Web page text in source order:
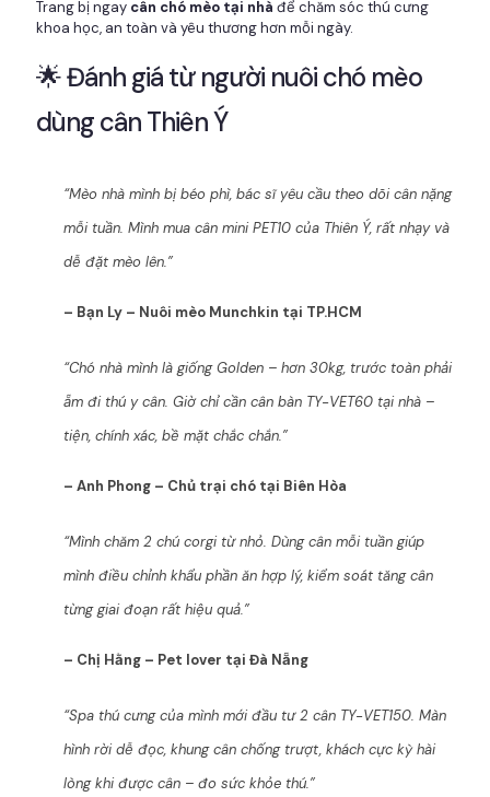
Trang bị ngay cân chó mèo tại nhà để chăm sóc thú cưng
khoa học, an toàn và yêu thương hơn mỗi ngày.
🌟 Đánh giá từ người nuôi chó mèo
dùng cân Thiên Ý
“Mèo nhà mình bị béo phì, bác sĩ yêu cầu theo dõi cân nặng
mỗi tuần. Mình mua cân mini PET10 của Thiên Ý, rất nhạy và
dễ đặt mèo lên.”
– Bạn Ly – Nuôi mèo Munchkin tại TP.HCM
“Chó nhà mình là giống Golden – hơn 30kg, trước toàn phải
ẵm đi thú y cân. Giờ chỉ cần cân bàn TY-VET60 tại nhà –
tiện, chính xác, bề mặt chắc chắn.”
– Anh Phong – Chủ trại chó tại Biên Hòa
“Mình chăm 2 chú corgi từ nhỏ. Dùng cân mỗi tuần giúp
mình điều chỉnh khẩu phần ăn hợp lý, kiểm soát tăng cân
từng giai đoạn rất hiệu quả.”
– Chị Hằng – Pet lover tại Đà Nẵng
“Spa thú cưng của mình mới đầu tư 2 cân TY-VET150. Màn
hình rời dễ đọc, khung cân chống trượt, khách cực kỳ hài
lòng khi được cân – đo sức khỏe thú.”